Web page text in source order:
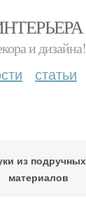
и дизайна!
статьи
из подручных
материалов